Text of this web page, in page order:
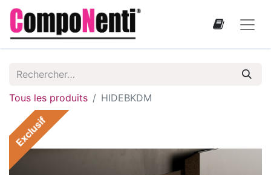
Tous les produits HIDEBKDM
Exclusif